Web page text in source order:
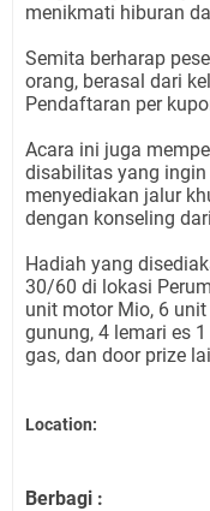
menikmati hiburan
Semita berharap
orang, berasal dari
Pendaftaran per
Acara ini juga
disabilitas yang
menyediakan jalur
dengan konseling
Hadiah yang
30/60 di lokasi
unit motor Mio, 6 unit
gunung, 4 lemari es
gas, dan door prize
Location:
Berbagi :